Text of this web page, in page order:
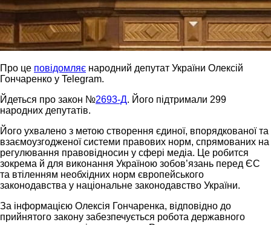
Про це повідомляє народний депутат України Олексій
Гончаренко у Telegram.
Йдеться про закон №2693-Д. Його підтримали 299
народних депутатів.
Його ухвалено з метою створення єдиної, впорядкованої та
взаємоузгодженої системи правових норм, спрямованих на
регулювання правовідносин у сфері медіа. Це робится
зокрема й для виконання Україною зобов’язань перед ЄС
та втіленням необхідних норм європейського
законодавства у національне законодавство України.
За інформацією Олексія Гончаренка, відповідно до
прийнятого закону забезпечується робота державного